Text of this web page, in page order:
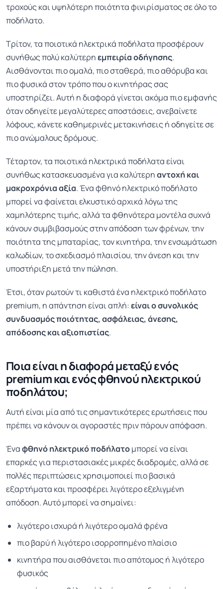
τροχούς και υψηλότερη ποιότητα φινιρίσματος σε όλο το
ποδήλατο.
Τρίτον, τα ποιοτικά ηλεκτρικά ποδήλατα προσφέρουν
συνήθως πολύ καλύτερηεμπειρία οδήγησης.
Αισθάνονται πιο ομαλά, πιο σταθερά, πιο αθόρυβα και
πιο φυσικά στον τρόπο που ο κινητήρας σας
υποστηρίζει. Αυτή η διαφορά γίνεται ακόμα πιο εμφανής
όταν οδηγείτε μεγαλύτερες αποστάσεις, ανεβαίνετε
λόφους, κάνετε καθημερινές μετακινήσεις ή οδηγείτε σε
πιο ανώμαλους δρόμους.
Τέταρτον, τα ποιοτικά ηλεκτρικά ποδήλατα είναι
συνήθως κατασκευασμένα για καλύτερηαντοχή και
μακροχρόνια αξία. Ένα φθηνό ηλεκτρικό ποδήλατο
μπορεί να φαίνεται ελκυστικό αρχικά λόγω της
χαμηλότερης τιμής, αλλά τα φθηνότερα μοντέλα συχνά
κάνουν συμβιβασμούς στην απόδοση των φρένων, την
ποιότητα της μπαταρίας, τον κινητήρα, την ενσωμάτωση
καλωδίων, το σχεδιασμό πλαισίου, την άνεση και την
υποστήριξη μετά την πώληση.
Έτσι, όταν ρωτούν τι καθιστά ένα ηλεκτρικό ποδήλατο
premium, η απάντηση είναι απλή:είναι ο συνολικός
συνδυασμός ποιότητας, ασφάλειας, άνεσης,
απόδοσης και αξιοπιστίας.
Ποια είναι η διαφορά μεταξύ ενός
premium και ενός φθηνού ηλεκτρικού
ποδηλάτου;
Αυτή είναι μία από τις σημαντικότερες ερωτήσεις που
πρέπει να κάνουν οι αγοραστές πριν πάρουν απόφαση.
Έναφθηνό ηλεκτρικό ποδήλατομπορεί να είναι
επαρκές για περιστασιακές μικρές διαδρομές, αλλά σε
πολλές περιπτώσεις χρησιμοποιεί πιο βασικά
εξαρτήματα και προσφέρει λιγότερο εξελιγμένη
απόδοση. Αυτό μπορεί να σημαίνει:
λιγότερο ισχυρά ή λιγότερο ομαλά φρένα
πιο βαρύ ή λιγότερο ισορροπημένο πλαίσιο
κινητήρα που αισθάνεται πιο απότομος ή λιγότερο
φυσικός